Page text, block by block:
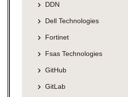
DDN
Dell Technologies
Fortinet
Fsas Technologies
GitHub
GitLab